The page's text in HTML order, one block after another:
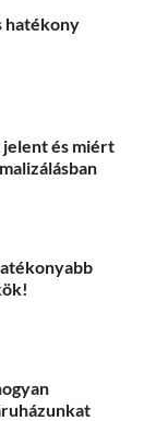
hatékony
jelent és miért